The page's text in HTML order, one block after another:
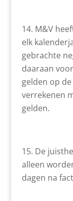
M&V
elk
gebrachte
daaraan
gelden op
verrekenen
gelden.
De
alleen
dagen na